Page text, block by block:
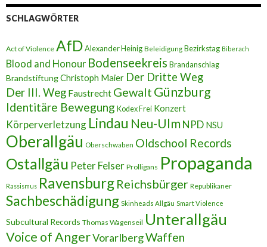
-
A
e
s
s
e
SCHLAGWÖRTER
Act of Violence AfDAlexander Heinig Beleidigung Bezirkstag Biberach
Blood and Honour Bodenseekreis Brandanschlag
BrandstiftungChristoph Maier Der Dritte Weg
Der III. Weg Faustrecht Gewalt Günzburg
Identitäre Bewegung Kodex Frei Konzert
Körperverletzung Lindau Neu-Ulm NPD NSU
Oberallgäu Oberschwaben Oldschool Records
Ostallgäu Peter Felser Prolligans Propaganda
Rassismus Ravensburg Reichsbürger Republikaner
Sachbeschädigung Skinheads Allgäu Smart Violence
Subcultural Records Thomas Wagenseil Unterallgäu
Voice of AngerVorarlbergWaffen